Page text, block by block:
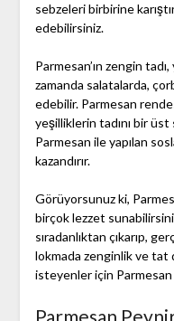
sebzeleri birbirine
edebilirsiniz.
Parmesan’ın zengin
zamanda salatalarda,
edebilir. Parmesan
yeşilliklerin tadını bir üst
Parmesan ile yapılan
kazandırır.
Görüyorsunuz ki,
birçok lezzet
sıradanlıktan çıkarıp,
lokmada zenginlik ve tat
isteyenler için
Parmesan